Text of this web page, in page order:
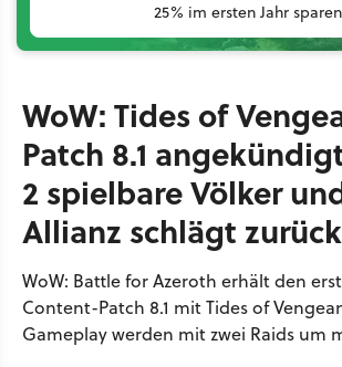
25% im ersten Jahr sparen
WoW: Tides of
Patch 8.1
2 spielbare Völker
Allianz schlägt zurück
WoW: Battle for Azeroth erhält den
Content-Patch 8.1 mit Tides of
Gameplay werden mit zwei Raids um